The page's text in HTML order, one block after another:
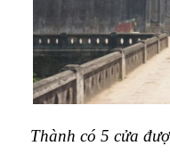
Thành có 5 cửa